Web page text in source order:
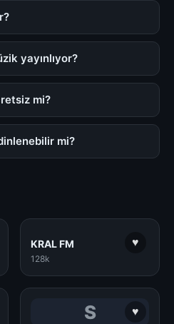
yayınlıyor?
mi?
mi?
♥
KRAL FM
128k
♥
S